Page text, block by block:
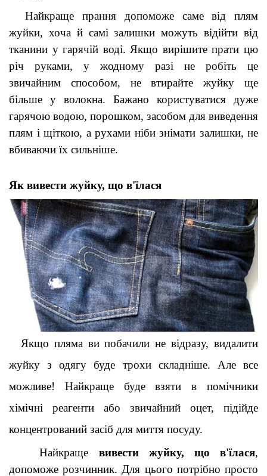
Найкраще прання допоможе саме від плям
жуйки, хоча й самі залишки можуть відійти від
тканини у гарячій воді. Якщо вирішите прати цю
річ руками, у жодному разі не робіть це
звичайним способом, не втирайте жуйку ще
більше у волокна. Бажано користуватися дуже
гарячою водою, порошком, засобом для виведення
плям і щіткою, а рухами ніби знімати залишки, не
вбиваючи їх сильніше.
Як вивести жуйку, що в'їлася
Якщо пляма ви побачили не відразу, видалити
жуйку з одягу буде трохи складніше. Але все
можливе! Найкраще буде взяти в помічники
хімічні реагенти або звичайний оцет, підійде
концентрований засіб для миття посуду.
Найкраще вивести жуйку, що в'їлася,
допоможе розчинник. Для цього потрібно просто